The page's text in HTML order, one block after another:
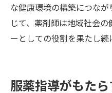
な健康環境の構築につな
じて、薬剤師は地域社会
ーとしての役割を果たし続
服薬指導がもた